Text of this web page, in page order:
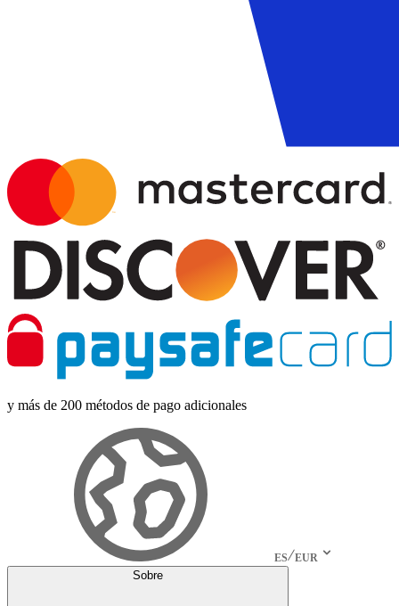
y más de 200 métodos de pago adicionales
ES EUR
Sobre